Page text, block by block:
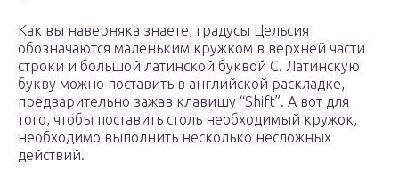
Как вы наверняка знаете, градусы Цельсия
обозначаются маленьким кружком в верхней части
строки и большой латинской буквой C. Латинскую
букву можно поставить в английской раскладке,
предварительно зажав клавишу “Shift”. А вот для
того, чтобы поставить столь необходимый кружок,
необходимо выполнить несколько несложных
действий.